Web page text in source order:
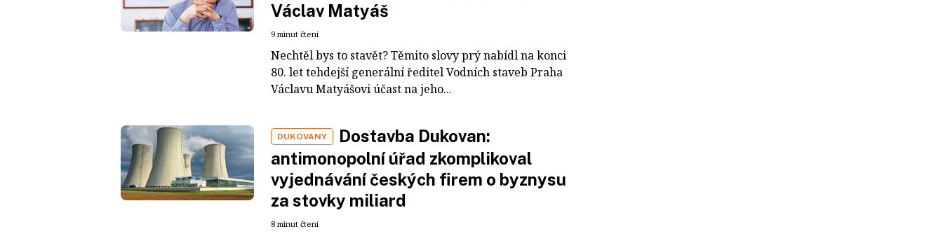
Václav Matyáš
9 minut čtení
Nechtěl bys to stavět? Těmito slovy prý nabídl na konci
80. let tehdejší generální ředitel Vodních staveb Praha
Václavu Matyášovi účast na jeho...
DUKOVANY
Dostavba Dukovan:
antimonopolní úřad zkomplikoval
vyjednávání českých firem o byznysu
za stovky miliard
8 minut čtení